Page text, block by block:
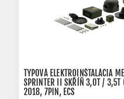
TYPOVÁ ELEKTROINŠTALÁCIA
SPRINTER II SKŘÍŇ 3,0T /
2018, 7PIN, ECS